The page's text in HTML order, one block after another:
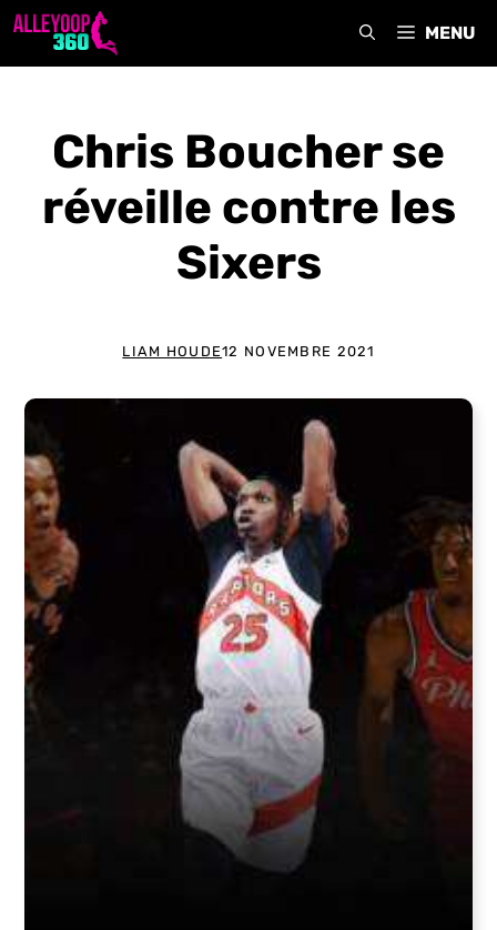
Aller
MENU
Chris Boucher se
réveille contre les
Sixers
LIAM HOUDE12 NOVEMBRE 2021